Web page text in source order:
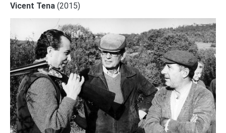
Vicent Tena (2015)